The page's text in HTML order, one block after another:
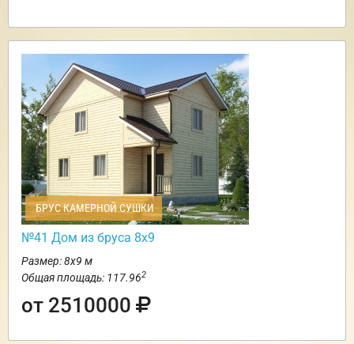
БРУС КАМЕРНОЙ СУШКИ
№41 Дом из бруса 8х9
Размер: 8х9 м
Общая площадь: 117.962
от 2510000